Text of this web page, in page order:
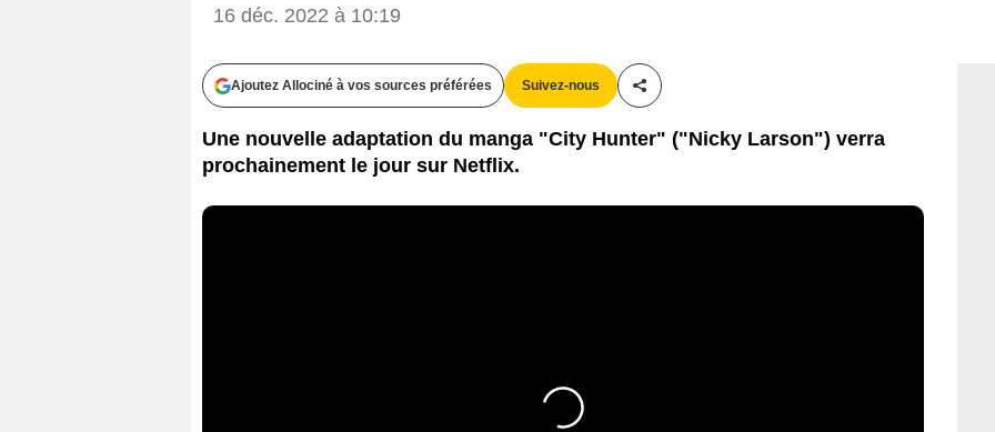
16 déc. 2022 à 10:19
Ajoutez Allociné à vos sources préférées Suivez-nous
Partager cet article
Une nouvelle adaptation du manga "City Hunter" ("Nicky Larson") verra
prochainement le jour sur Netflix.